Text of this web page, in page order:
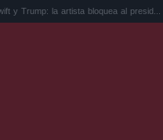
artista bloquea al presid... El